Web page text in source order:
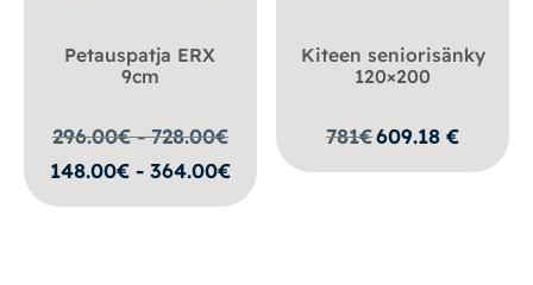
Petauspatja ERX
9cm
296.00€ - 728.00€
148.00€ - 364.00€
Kiteen seniorisänky
120×200
781€609.18€